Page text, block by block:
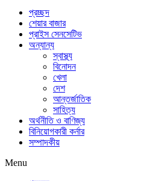
প্রচ্ছদ
শেয়ার বাজার
প্রাইস সেনসেটিভ
অন্যান্য
স্বাস্থ্য
বিনোদন
খেলা
দেশ
আন্তর্জাতিক
সাহিত্য
অর্থনীতি ও বাণিজ্য
বিনিয়োগকারী কর্নার
সম্পাদকীয়
Menu